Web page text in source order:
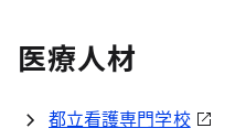
医療人材
都立看護専門学校